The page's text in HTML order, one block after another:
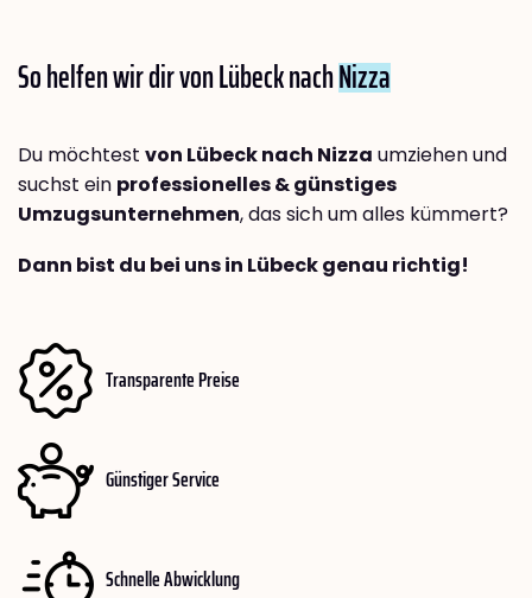
So helfen wir dir von Lübeck nachNizza
Du möchtest von Lübeck nach Nizza umziehen und
suchst ein professionelles & günstiges
Umzugsunternehmen, das sich um alles kümmert?
Dann bist du bei uns in Lübeck genau richtig!
Transparente Preise
Günstiger Service
Schnelle Abwicklung